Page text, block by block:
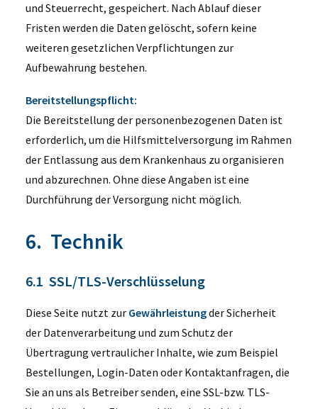
und Steuerrecht, gespeichert. Nach Ablauf dieser
Fristen werden die Daten gelöscht, sofern keine
weiteren gesetzlichen Verpflichtungen zur
Aufbewahrung bestehen.
Bereitstellungspflicht:
Die Bereitstellung der personenbezogenen Daten ist
erforderlich, um die Hilfsmittelversorgung im Rahmen
der Entlassung aus dem Krankenhaus zu organisieren
und abzurechnen. Ohne diese Angaben ist eine
Durchführung der Versorgung nicht möglich.
6. Technik
6.1 SSL/TLS-Verschlüsselung
Diese Seite nutzt zur Gewährleistungder Sicherheit
der Datenverarbeitung und zum Schutz der
Übertragung vertraulicher Inhalte, wie zum Beispiel
Bestellungen, Login-Daten oder Kontaktanfragen, die
Sie an uns als Betreiber senden, eine SSL-bzw. TLS-